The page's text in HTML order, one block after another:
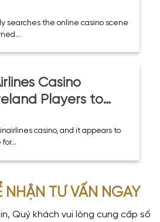
searches the online casino scene
Casino
Players to
and Enjoy
casino, and it appears to
TƯ VẤN NGAY
Quý khách vui lòng cung cấp số